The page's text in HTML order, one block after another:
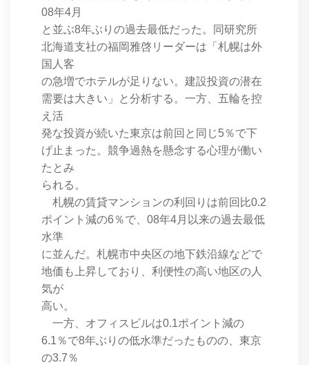
08年4月
と並ぶ8年ぶりの過去最低だった。同研究所
北海道支社の福岡雅啓リーダーは「札幌は外
国人客
の急増でホテルが足りない。建設投資の潜在
需要は大きい」と分析する。一方、五輪を控
え活
発な投資が続いた東京は前回と同じ5％で下
げ止まった。競争過熱を懸念する心理が働い
たとみ
られる。
札幌の賃貸マンションの利回りは前回比0.2
ポイント減の6％で、08年4月以来の過去最低
水準
に並んだ。札幌市中央区の地下鉄沿線などで
地価も上昇しており、利便性の高い地区の人
気が
高い。
一方、オフィスビルは0.1ポイント減の
6.1％で8年ぶりの低水準だったものの、東京
の3.7％